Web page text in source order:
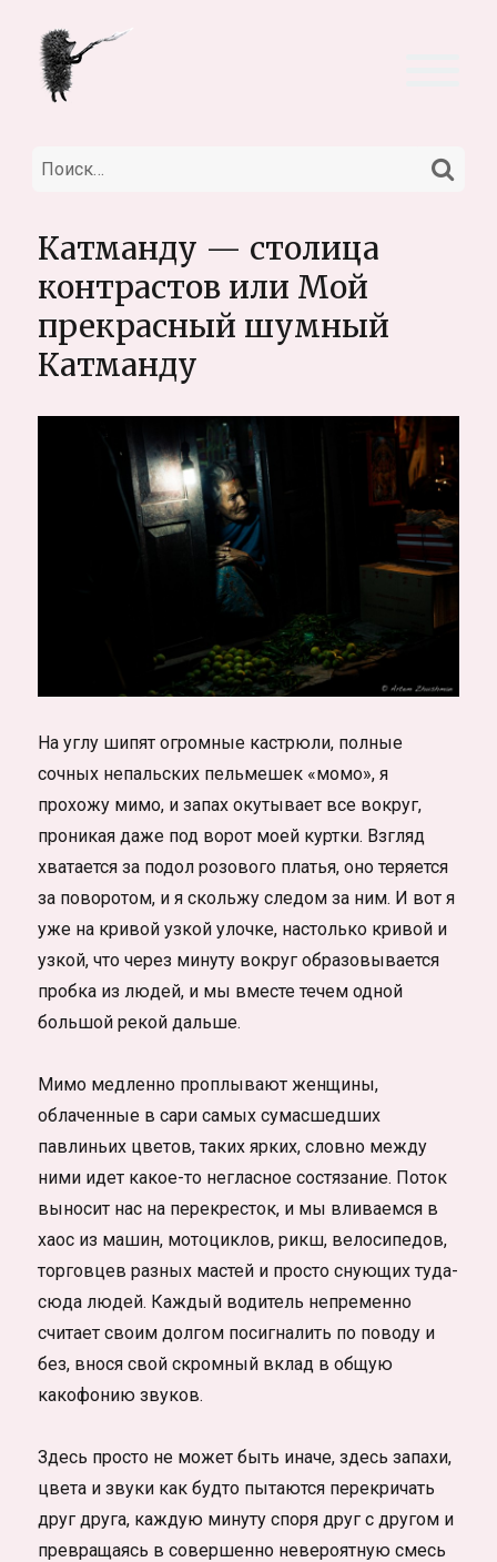
Искать:
Катманду — столица
контрастов или Мой
прекрасный шумный
Катманду
На углу шипят огромные кастрюли, полные
сочных непальских пельмешек «момо», я
прохожу мимо, и запах окутывает все вокруг,
проникая даже под ворот моей куртки. Взгляд
хватается за подол розового платья, оно теряется
за поворотом, и я скольжу следом за ним. И вот я
уже на кривой узкой улочке, настолько кривой и
узкой, что через минуту вокруг образовывается
пробка из людей, и мы вместе течем одной
большой рекой дальше.
Мимо медленно проплывают женщины,
облаченные в сари самых сумасшедших
павлиньих цветов, таких ярких, словно между
ними идет какое-то негласное состязание. Поток
выносит нас на перекресток, и мы вливаемся в
хаос из машин, мотоциклов, рикш, велосипедов,
торговцев разных мастей и просто снующих туда-
сюда людей. Каждый водитель непременно
считает своим долгом посигналить по поводу и
без, внося свой скромный вклад в общую
какофонию звуков.
Здесь просто не может быть иначе, здесь запахи,
цвета и звуки как будто пытаются перекричать
друг друга, каждую минуту споря друг с другом и
превращаясь в совершенно невероятную смесь